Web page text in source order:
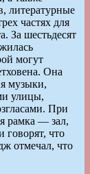
литературные
частях для
За шестьдесят
могут
Она
музыки,
улицы,
При
рамка — зал,
говорят, что
отмечал, что